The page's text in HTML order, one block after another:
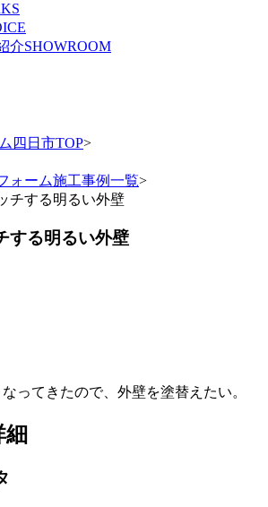
介SHOWROOM
四日市TOP>
ォーム施工事例一覧>
チする明るい外壁
する明るい外壁
ってきたので、外壁を塗替えたい。